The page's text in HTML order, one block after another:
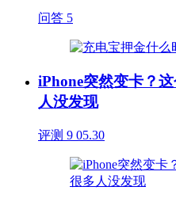
问答 5
iPhone突然变卡？
人没发现
评测 9 05.30